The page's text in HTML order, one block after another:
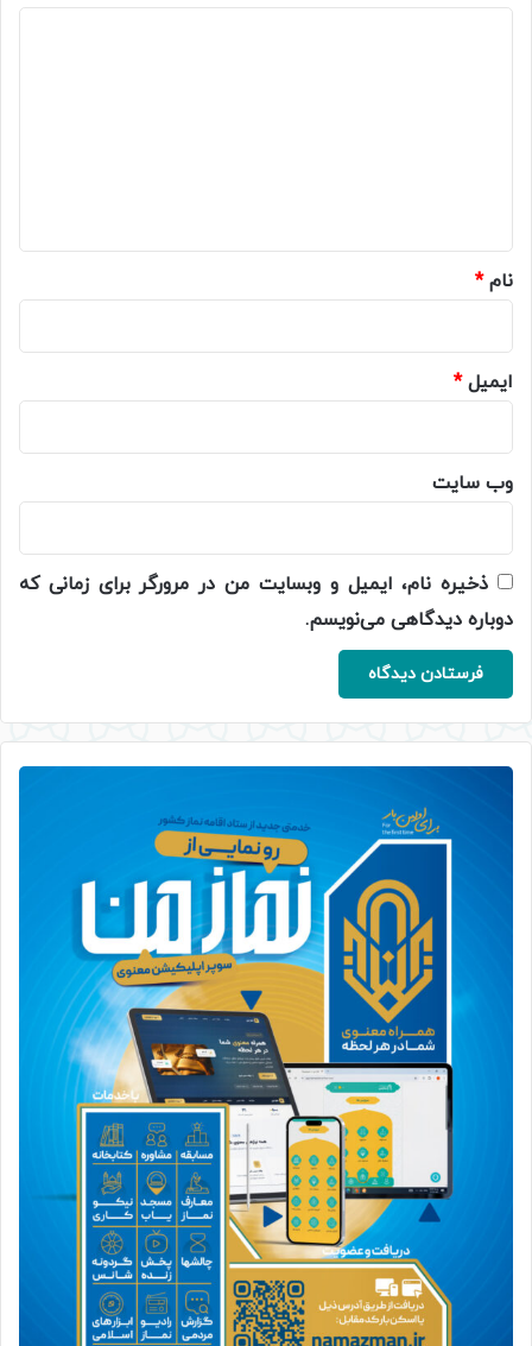
نام*
ایمیل*
وب‌ سایت
ذخیره نام، ایمیل و وبسایت من در مرورگر برای زمانی که
دوباره دیدگاهی می‌نویسم.